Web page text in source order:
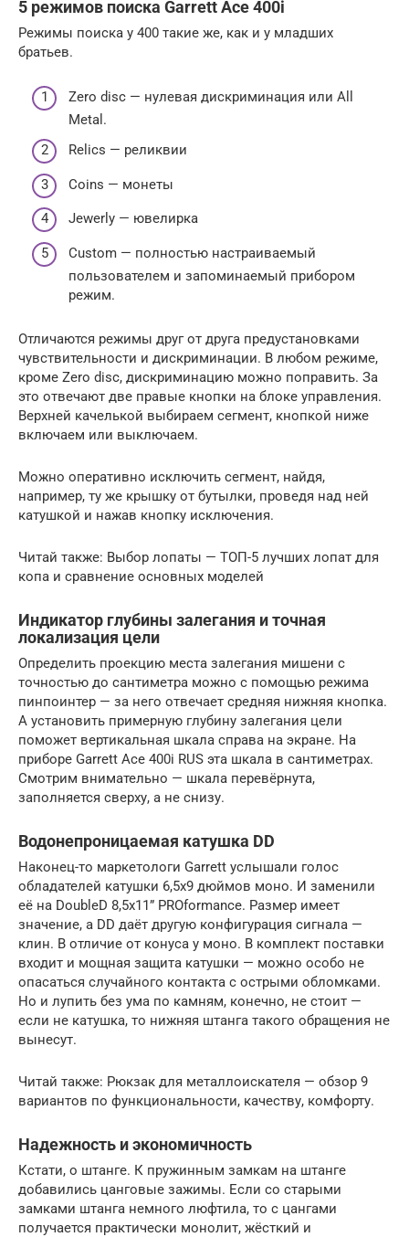
5 режимов поиска Garrett Ace 400i
Режимы поиска у 400 такие же, как и у младших
братьев.
Zero disc — нулевая дискриминация или All
Metal.
Relics — реликвии
Coins — монеты
Jewerly — ювелирка
Custom — полностью настраиваемый
пользователем и запоминаемый прибором
режим.
Отличаются режимы друг от друга предустановками
чувствительности и дискриминации. В любом режиме,
кроме Zero disc, дискриминацию можно поправить. За
это отвечают две правые кнопки на блоке управления.
Верхней качелькой выбираем сегмент, кнопкой ниже
включаем или выключаем.
Можно оперативно исключить сегмент, найдя,
например, ту же крышку от бутылки, проведя над ней
катушкой и нажав кнопку исключения.
Читай также: Выбор лопаты — ТОП-5 лучших лопат для
копа и сравнение основных моделей
Индикатор глубины залегания и точная
локализация цели
Определить проекцию места залегания мишени с
точностью до сантиметра можно с помощью режима
пинпоинтер — за него отвечает средняя нижняя кнопка.
А установить примерную глубину залегания цели
поможет вертикальная шкала справа на экране. На
приборе Garrett Ace 400i RUS эта шкала в сантиметрах.
Смотрим внимательно — шкала перевёрнута,
заполняется сверху, а не снизу.
Водонепроницаемая катушка DD
Наконец-то маркетологи Garrett услышали голос
обладателей катушки 6,5х9 дюймов моно. И заменили
её на DoubleD 8,5х11” PROformance. Размер имеет
значение, а DD даёт другую конфигурация сигнала —
клин. В отличие от конуса у моно. В комплект поставки
входит и мощная защита катушки — можно особо не
опасаться случайного контакта с острыми обломками.
Но и лупить без ума по камням, конечно, не стоит —
если не катушка, то нижняя штанга такого обращения не
вынесут.
Читай также: Рюкзак для металлоискателя — обзор 9
вариантов по функциональности, качеству, комфорту.
Надежность и экономичность
Кстати, о штанге. К пружинным замкам на штанге
добавились цанговые зажимы. Если со старыми
замками штанга немного люфтила, то с цангами
получается практически монолит, жёсткий и